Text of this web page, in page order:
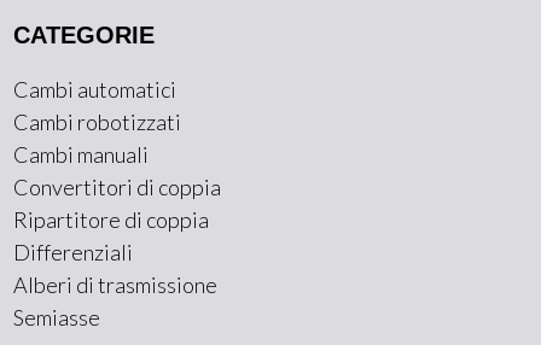
CATEGORIE
Cambi automatici
Cambi robotizzati
Cambi manuali
Convertitori di coppia
Ripartitore di coppia
Differenziali
Alberi di trasmissione
Semiasse